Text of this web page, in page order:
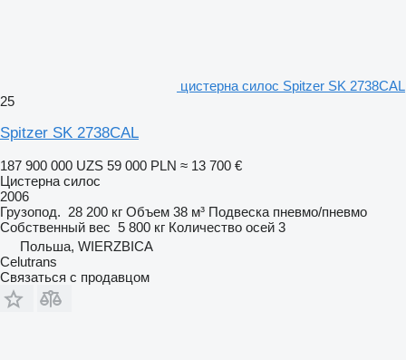
цистерна силос Spitzer SK 2738CAL
25
Spitzer SK 2738CAL
187 900 000 UZS 59 000 PLN ≈ 13 700 €
Цистерна силос
2006
Грузопод. 28 200 кг Объем 38 м³ Подвеска пневмо/пневмо
Собственный вес 5 800 кг Количество осей 3
Польша, WIERZBICA
Celutrans
Связаться с продавцом